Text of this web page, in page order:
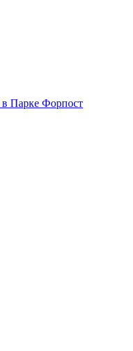
Парке Форпост